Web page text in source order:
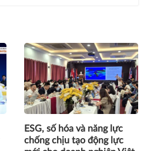
ESG, số hóa và năng lực
chống chịu tạo động lực